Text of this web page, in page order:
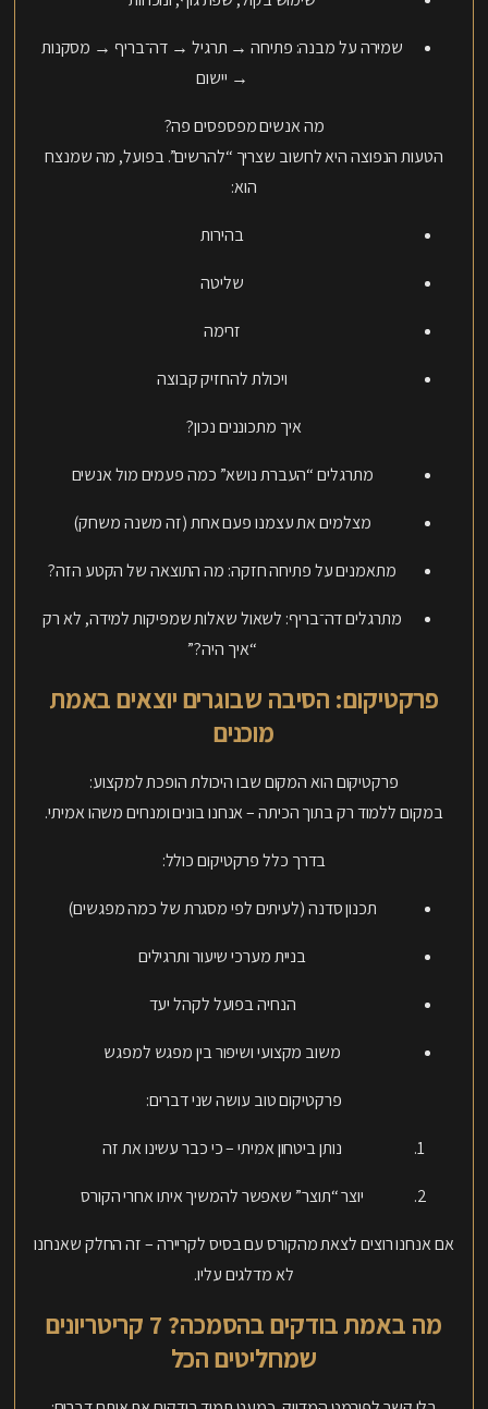
שמירה על מבנה: פתיחה → תרגיל → דה־בריף → מסקנות
→ יישום
מה אנשים מפספסים פה?
הטעות הנפוצה היא לחשוב שצריך “להרשים”. בפועל, מה שמנצח
הוא:
בהירות
שליטה
זרימה
ויכולת להחזיק קבוצה
איך מתכוננים נכון?
מתרגלים “העברת נושא” כמה פעמים מול אנשים
מצלמים את עצמנו פעם אחת (זה משנה משחק)
מתאמנים על פתיחה חזקה: מה התוצאה של הקטע הזה?
מתרגלים דה־בריף: לשאול שאלות שמפיקות למידה, לא רק
“איך היה?”
פרקטיקום: הסיבה שבוגרים יוצאים באמת
מוכנים
פרקטיקום הוא המקום שבו היכולת הופכת למקצוע:
במקום ללמוד רק בתוך הכיתה – אנחנו בונים ומנחים משהו אמיתי.
בדרך כלל פרקטיקום כולל:
תכנון סדנה (לעיתים לפי מסגרת של כמה מפגשים)
בניית מערכי שיעור ותרגילים
הנחיה בפועל לקהל יעד
משוב מקצועי ושיפור בין מפגש למפגש
פרקטיקום טוב עושה שני דברים:
נותן ביטחון אמיתי – כי כבר עשינו את זה
יוצר “תוצר” שאפשר להמשיך איתו אחרי הקורס
אם אנחנו רוצים לצאת מהקורס עם בסיס לקריירה – זה החלק שאנחנו
לא מדלגים עליו.
מה באמת בודקים בהסמכה? 7 קריטריונים
שמחליטים הכל